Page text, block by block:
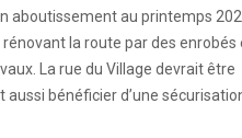
aboutissement au printemps
la route par des enrobés
La rue du Village devrait être
bénéficier d’une